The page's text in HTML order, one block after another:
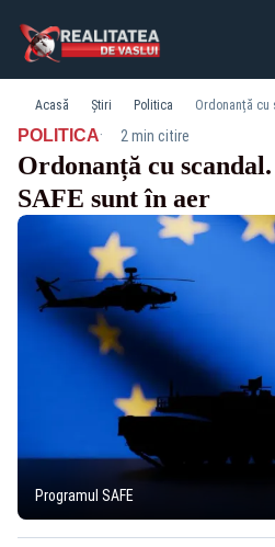
Acasă Știri Politica
POLITICA· 2 min citire
Ordonanță cu
SAFE sunt în aer
Programul SAFE